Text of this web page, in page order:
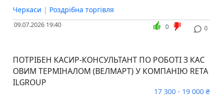
Черкаси | Роздрібна торгівля
09.07.2026 19:40 0
0
ПОТРІБЕН КАСИР-КОНСУЛЬТАНТ ПО РОБОТІ З КАС
ОВИМ ТЕРМІНАЛОМ (ВЕЛМАРТ) У КОМПАНІЮ RETA
ILGROUP
17 300 - 19 000 ₴